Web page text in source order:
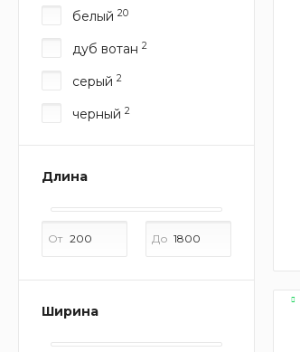
белый 20
дуб вотан 2
серый 2
черный 2
Длина
От До
Ширина